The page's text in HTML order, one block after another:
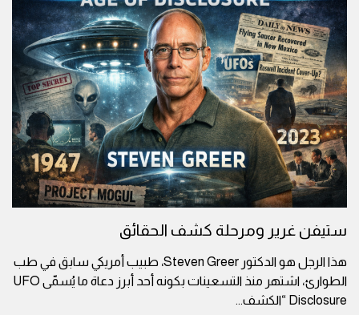
ستيفن غرير ومرحلة كشف الحقائق
هذا الرجل هو الدكتور Steven Greer، طبيب أمريكي سابق في طب
الطوارئ، اشتهر منذ التسعينات بكونه أحد أبرز دعاة ما يُسمّى UFO
Disclosure “الكشف
...